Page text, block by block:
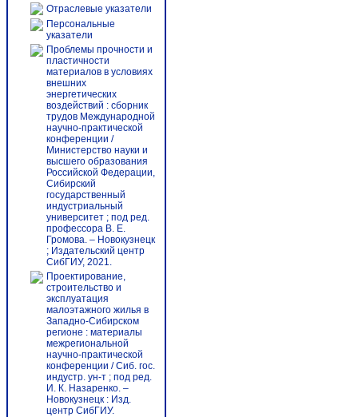
Отраслевые указатели
Персональные
указатели
Проблемы прочности и
пластичности
материалов в условиях
внешних
энергетических
воздействий : сборник
трудов Международной
научно-практической
конференции /
Министерство науки и
высшего образования
Российской Федерации,
Сибирский
государственный
индустриальный
университет ; под ред.
профессора В. Е.
Громова. – Новокузнецк
; Издательский центр
СибГИУ, 2021.
Проектирование,
строительство и
эксплуатация
малоэтажного жилья в
Западно-Сибирском
регионе : материалы
межрегиональной
научно-практической
конференции / Сиб. гос.
индустр. ун-т ; под ред.
И. К. Назаренко. –
Новокузнецк : Изд.
центр СибГИУ.